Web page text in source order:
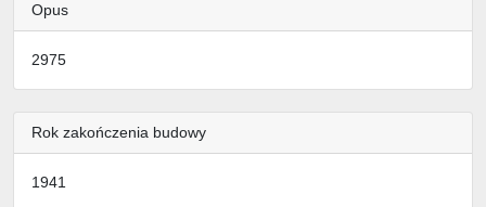
Opus
2975
Rok zakończenia budowy
1941